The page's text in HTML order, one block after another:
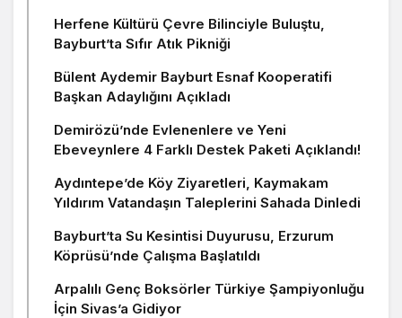
Herfene Kültürü Çevre Bilinciyle Buluştu,
Bayburt’ta Sıfır Atık Pikniği
Bülent Aydemir Bayburt Esnaf Kooperatifi
Başkan Adaylığını Açıkladı
Demirözü’nde Evlenenlere ve Yeni
Ebeveynlere 4 Farklı Destek Paketi Açıklandı!
Aydıntepe’de Köy Ziyaretleri, Kaymakam
Yıldırım Vatandaşın Taleplerini Sahada Dinledi
Bayburt’ta Su Kesintisi Duyurusu, Erzurum
Köprüsü’nde Çalışma Başlatıldı
Arpalılı Genç Boksörler Türkiye Şampiyonluğu
İçin Sivas’a Gidiyor